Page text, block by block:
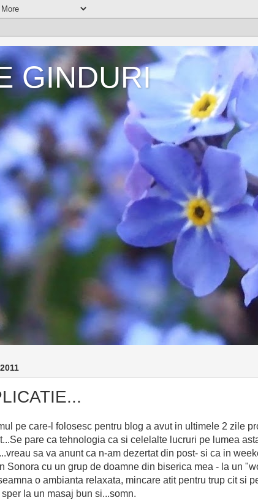
GINDURI
pe care-l folosesc pentru blog a avut in ultimele 2 zile
pare ca tehnologia ca si celelalte lucruri pe lumea
sa va anunt ca n-am dezertat din post- si ca in
Sonora cu un grup de doamne din biserica mea - la un
o ambianta relaxata, mincare atit pentru trup cit si
sper la un masaj bun si...somn.